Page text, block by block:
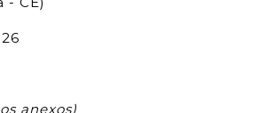
anexos)